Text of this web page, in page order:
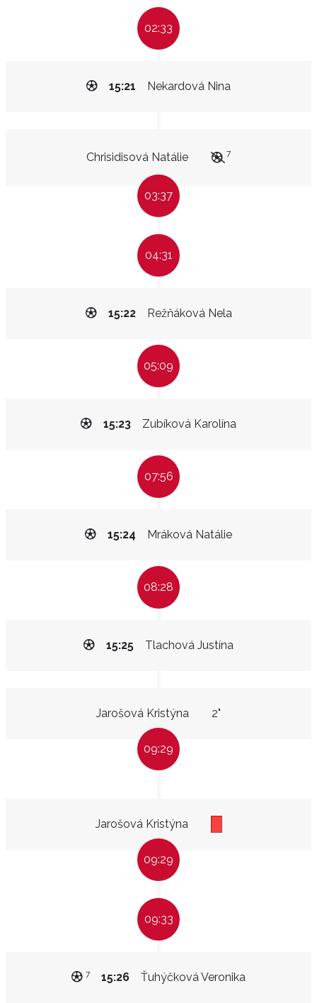
02:33
Nekardová Nina
15:21
Chrisidisová Natálie 7
03:37
04:31
Režňáková Nela
15:22
05:09
Zubíková Karolína
15:23
07:56
Mráková Natálie
15:24
08:28
Tlachová Justína
15:25
Jarošová Kristýna 2"
09:29
Jarošová Kristýna
09:29
09:33
Ťuhýčková Veronika
15:26
7